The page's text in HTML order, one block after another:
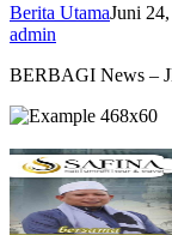
Berita UtamaJuni
admin
BERBAGI News –